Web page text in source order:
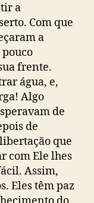
a
Com que
a
frente.
água, e,
Algo
de
de
que
com Ele lhes
Assim,
Eles têm paz